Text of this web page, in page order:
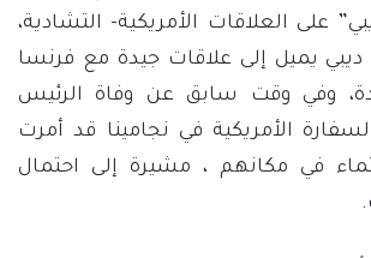
على العلاقات الأمريكية- التشادية،
ديبي يميل إلى علاقات جيدة مع فرنسا
وفي وقت سابق عن وفاة الرئيس
الأمريكية في نجامينا قد أمرت
في مكانهم ، مشيرة إلى احتمال